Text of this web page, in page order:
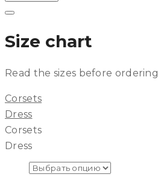
Size chart
Read the sizes before ordering
Corsets
Dress
Corsets
Dress